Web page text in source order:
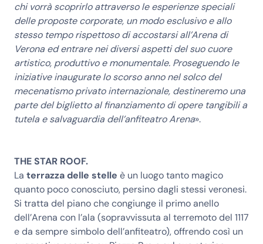
chi vorrà scoprirlo attraverso le esperienze speciali
delle proposte corporate, un modo esclusivo e allo
stesso tempo rispettoso di accostarsi all’Arena di
Verona ed entrare nei diversi aspetti del suo cuore
artistico, produttivo e monumentale. Proseguendo le
iniziative inaugurate lo scorso anno nel solco del
mecenatismo privato internazionale, destineremo una
parte del biglietto al finanziamento di opere tangibili a
tutela e salvaguardia dell’anfiteatro Arena».
THE STAR ROOF.
La terrazza delle stelle è un luogo tanto magico
quanto poco conosciuto, persino dagli stessi veronesi.
Si tratta del piano che congiunge il primo anello
dell’Arena con l’ala (sopravvissuta al terremoto del 1117
e da sempre simbolo dell’anfiteatro), offrendo così un